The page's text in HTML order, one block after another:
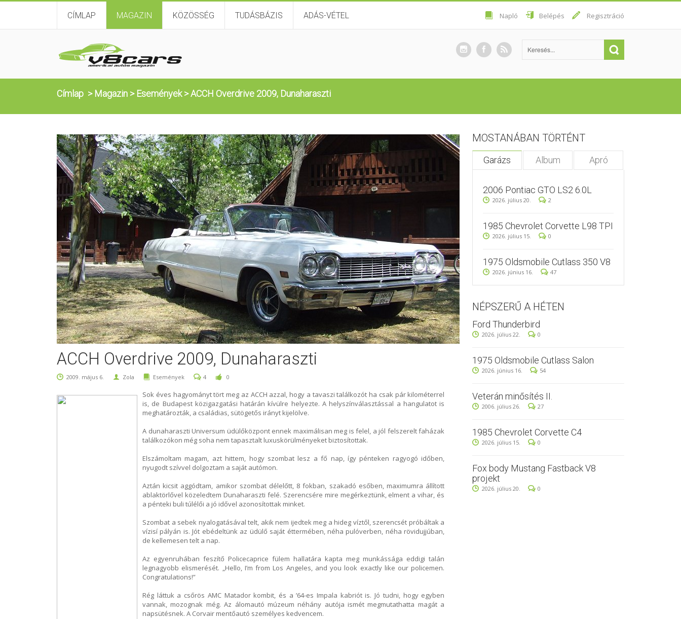
CÍMLAP MAGAZIN KÖZÖSSÉG TUDÁSBÁZIS ADÁS-VÉTEL Napló Belépés Regisztráció
Címlap > Magazin > Események>ACCH Overdrive 2009, Dunaharaszti
ACCH Overdrive 2009, Dunaharaszti
2009. május 6. Zola Események 4 0
Sok éves hagyományt tört meg az ACCH azzal, hogy a tavaszi találkozót ha csak pár kilométerrel
is, de Budapest közigazgatási határán kívülre helyezte. A helyszínválasztással a hangulatot is
meghatározták, a családias, sütögetős irányt kijelölve.
A dunaharaszti Universum üdülőközpont ennek maximálisan meg is felel, a jól felszerelt faházak
találkozókon még soha nem tapasztalt luxuskörülményeket biztosítottak.
Elszámoltam magam, azt hittem, hogy szombat lesz a fő nap, így pénteken ragyogó időben,
nyugodt szívvel dolgoztam a saját autómon.
Aztán kicsit aggódtam, amikor szombat délelőtt, 8 fokban, szakadó esőben, maximumra állított
ablaktörlővel közeledtem Dunaharaszti felé. Szerencsére mire megérkeztünk, elment a vihar, és
a pénteki buli túlélői a jó idővel azonosítottak minket.
Szombat a sebek nyalogatásával telt, akik nem ijedtek meg a hideg víztől, szerencsét próbáltak a
vízisí pályán is. Jót ebédeltünk az üdülő saját éttermében, néha pulóverben, néha rövidujjúban,
de kellemesen telt a nap.
Az egyenruhában feszítő Policecaprice fülem hallatára kapta meg munkássága eddigi talán
legnagyobb elismerését. „Hello, I’m from Los Angeles, and you look exactly like our policemen.
Congratulations!”
Rég láttuk a csőrös AMC Matador kombit, és a ’64-es Impala kabriót is. Jó tudni, hogy egyben
vannak, mozognak még. Az álomautó múzeum néhány autója ismét megmutathatta magát a
napsütésnek. A Corvair mentőautó személyes kedvencem.
MOSTANÁBAN TÖRTÉNT
Garázs Album Apró
2006 Pontiac GTO LS2 6.0L
2026. július 20. 2
1985 Chevrolet Corvette L98 TPI
2026. július 15. 0
1975 Oldsmobile Cutlass 350 V8
2026. június 16. 47
NÉPSZERŰ A HÉTEN
Ford Thunderbird
2026. július 22. 0
1975 Oldsmobile Cutlass Salon
2026. június 16. 54
Veterán minősítés II.
2006. július 26. 27
1985 Chevrolet Corvette C4
2026. július 15. 0
Fox body Mustang Fastback V8
projekt
2026. július 20. 0